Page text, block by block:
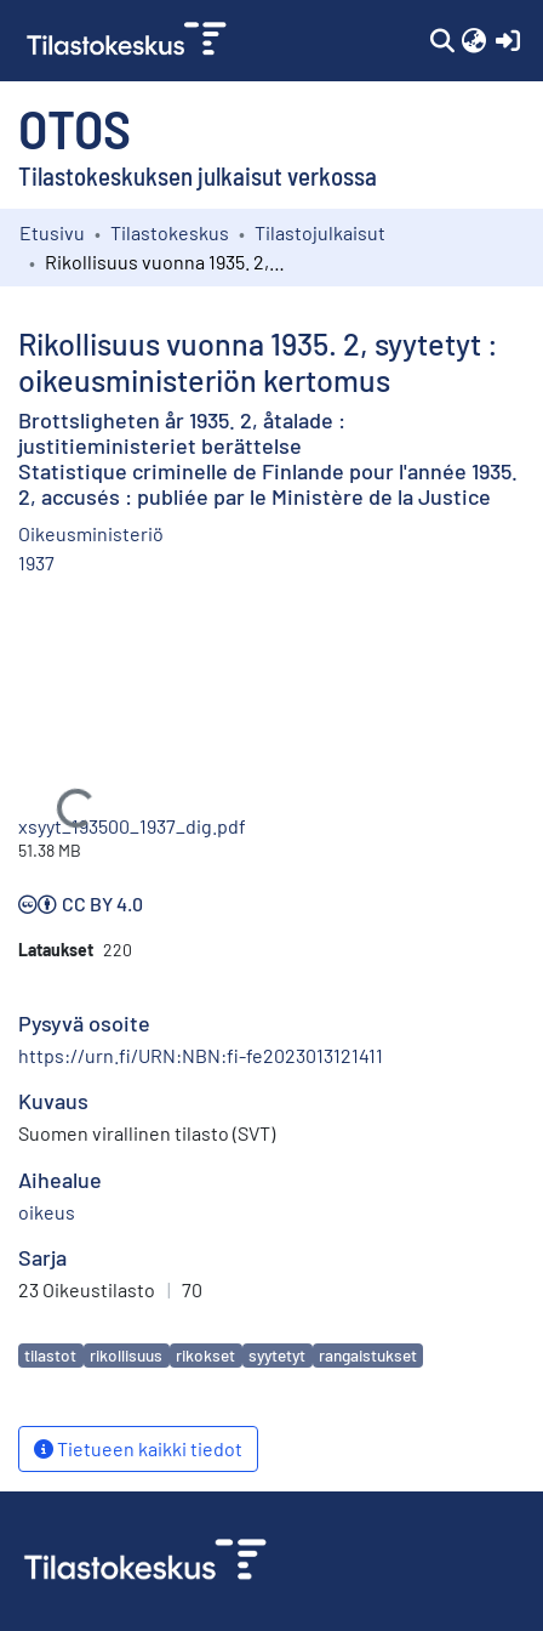
OTOS
Tilastokeskuksen julkaisut verkossa
Kokoelmat
Etusivu Tilastokeskus
Tilastojulkaisut
Rikollisuus vuonna 1935. 2, syytetyt :
oikeusministeriön kertomus
Brottsligheten år 1935. 2, åtalade :
justitieministeriet berättelse
Statistique criminelle de Finlande pour l'année 1935.
2, accusés : publiée par le Ministère de la Justice
Oikeusministeriö
1937
Ladataan...
xsyyt_193500_1937_dig.pdf
51.38 MB
CC BY 4.0
Lataukset 220
Pysyvä osoite
https://urn.fi/URN:NBN:fi-fe2023013121411
Kuvaus
Suomen virallinen tilasto (SVT)
Aihealue
oikeus
Sarja
23 Oikeustilasto | 70
Avainsanat
tilastot rikollisuus rikokset syytetyt rangaistukset
Tietueen kaikki tiedot